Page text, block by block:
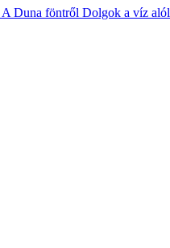
A Duna föntről Dolgok a víz alól